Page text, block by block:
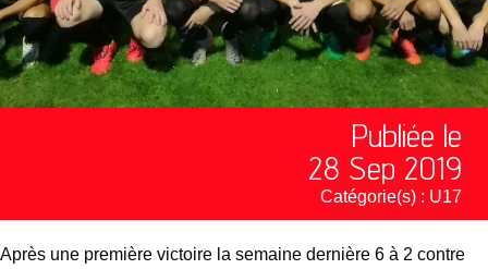
Publiée le
28 Sep 2019
Catégorie(s) : U17
Après une première victoire la semaine dernière 6 à 2 contre